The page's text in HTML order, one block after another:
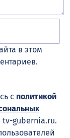
в этом
с политикой
tv-gubernia.ru.